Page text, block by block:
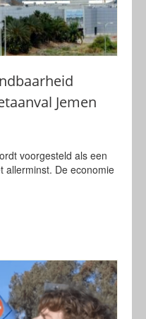
Jemen
voorgesteld als een
allerminst. De economie